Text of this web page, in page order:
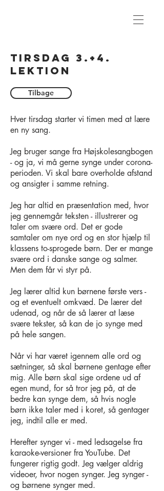
tirsdag 3.+4.
lektion
Tilbage
Hver tirsdag starter vi timen med at lære
en ny sang.
Jeg bruger sange fra Højskolesangbogen
- og ja, vi må gerne synge under corona-
perioden. Vi skal bare overholde afstand
og ansigter i samme retning.
Jeg har altid en præsentation med, hvor
jeg gennemgår teksten - illustrerer og
taler om svære ord. Det er gode
samtaler om nye ord og en stor hjælp til
klassens to-sprogede børn. Der er mange
svære ord i danske sange og salmer.
Men dem får vi styr på.
Jeg lærer altid kun børnene første vers -
og et eventuelt omkvæd. De lærer det
udenad, og når de så lærer at læse
svære tekster, så kan de jo synge med
på hele sangen.
Når vi har været igennem alle ord og
sætninger, så skal børnene gentage efter
mig. Alle børn skal sige ordene ud af
egen mund, for så tror jeg på, at de
bedre kan synge dem, så hvis nogle
børn ikke taler med i koret, så gentager
jeg, indtil alle er med.
Herefter synger vi - med ledsagelse fra
karaoke-versioner fra YouTube. Det
fungerer rigtig godt. Jeg vælger aldrig
videoer, hvor nogen synger. Jeg synger -
og børnene synger med.